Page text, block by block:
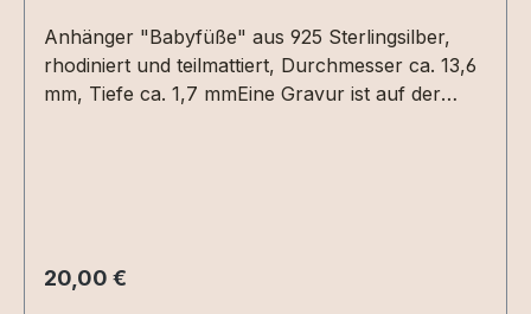
Anhänger "Babyfüße" aus 925 Sterlingsilber,
rhodiniert und teilmattiert, Durchmesser ca. 13,6
mm, Tiefe ca. 1,7 mmEine Gravur ist auf der
Regulärer Preis:
20,00 €